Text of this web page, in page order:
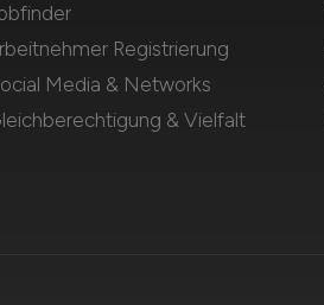
Registrierung
Media & Networks
& Vielfalt